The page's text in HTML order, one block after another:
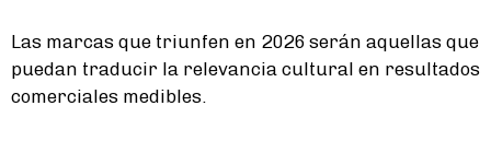
Las marcas que triunfen en 2026 serán aquellas que
puedan traducir la relevancia cultural en resultados
comerciales medibles.